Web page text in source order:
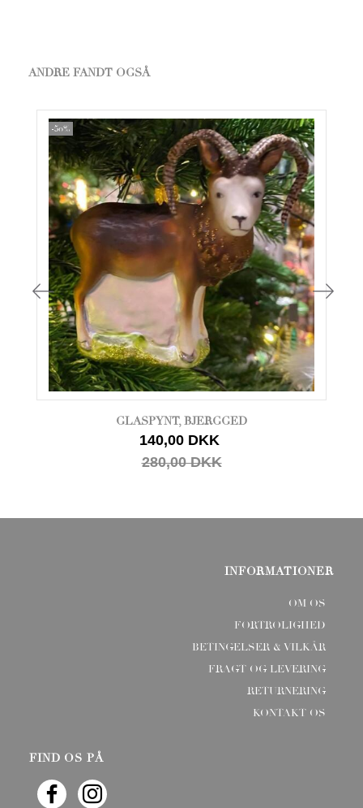
ANDRE FANDT OGSÅ
-50%
GLASPYNT, BJERGGED
140,00 DKK
280,00 DKK
INFORMATIONER
OM OS
FORTROLIGHED
BETINGELSER & VILKÅR
FRAGT OG LEVERING
RETURNERING
KONTAKT OS
FIND OS PÅ